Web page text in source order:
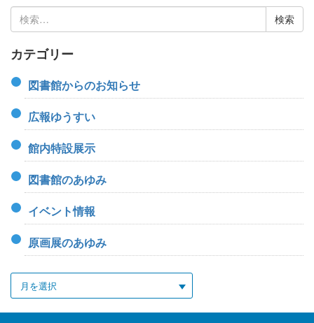
検
索:
カテゴリー
図書館からのお知らせ
広報ゆうすい
館内特設展示
図書館のあゆみ
イベント情報
原画展のあゆみ